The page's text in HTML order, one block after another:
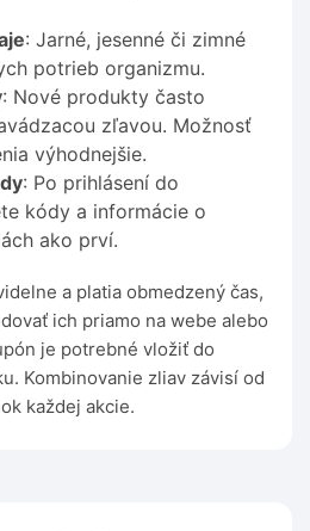
: Jarné, jesenné či zimné
potrieb organizmu.
: Nové produkty často
zľavou. Možnosť
výhodnejšie.
: Po prihlásení do
kódy a informácie o
ako prví.
a platia obmedzený čas,
ich priamo na webe alebo
je potrebné vložiť do
Kombinovanie zliav závisí od
každej akcie.